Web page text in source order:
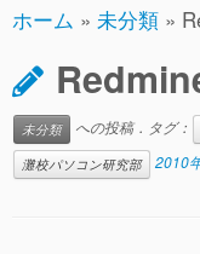
キ
プ
ホーム » 未分類 »
未分類 への投稿．タグ：
灘校パソコン研究部
2010